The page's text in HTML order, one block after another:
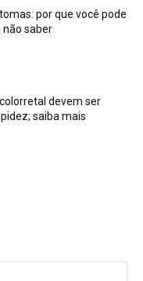
por que você pode
saber
devem ser
saiba mais